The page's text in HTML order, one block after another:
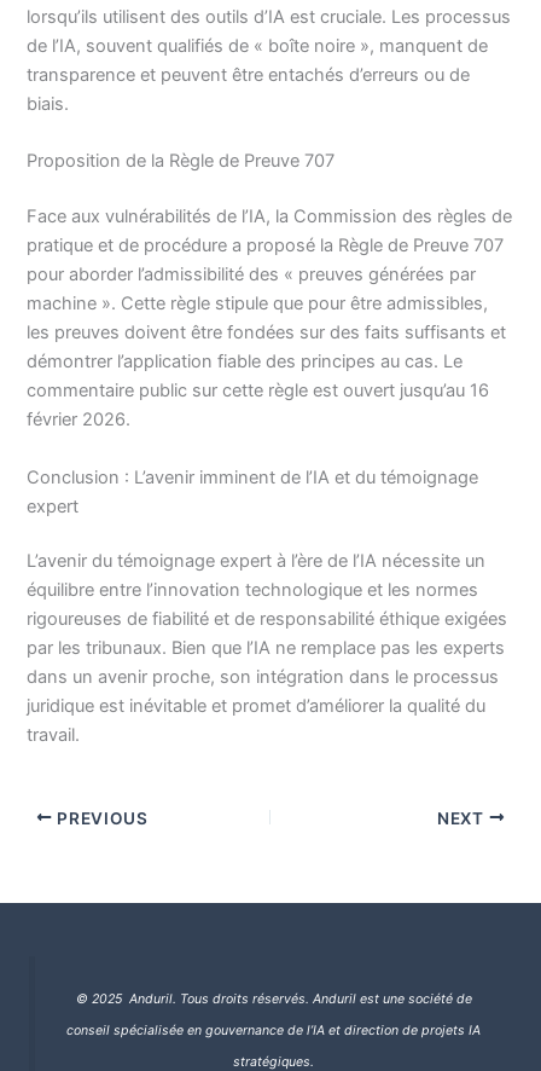
lorsqu’ils utilisent des outils d’IA est cruciale. Les processus
de l’IA, souvent qualifiés de « boîte noire », manquent de
transparence et peuvent être entachés d’erreurs ou de
biais.
Proposition de la Règle de Preuve 707
Face aux vulnérabilités de l’IA, la Commission des règles de
pratique et de procédure a proposé la Règle de Preuve 707
pour aborder l’admissibilité des « preuves générées par
machine ». Cette règle stipule que pour être admissibles,
les preuves doivent être fondées sur des faits suffisants et
démontrer l’application fiable des principes au cas. Le
commentaire public sur cette règle est ouvert jusqu’au 16
février 2026.
Conclusion : L’avenir imminent de l’IA et du témoignage
expert
L’avenir du témoignage expert à l’ère de l’IA nécessite un
équilibre entre l’innovation technologique et les normes
rigoureuses de fiabilité et de responsabilité éthique exigées
par les tribunaux. Bien que l’IA ne remplace pas les experts
dans un avenir proche, son intégration dans le processus
juridique est inévitable et promet d’améliorer la qualité du
travail.
PREVIOUS NEXT
© 2025 Anduril. Tous droits réservés. Anduril est une société de
conseil spécialisée en gouvernance de l’IA et direction de projets IA
stratégiques.